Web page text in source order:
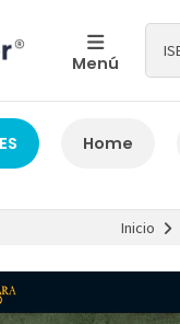
Menú
Home
Inicio